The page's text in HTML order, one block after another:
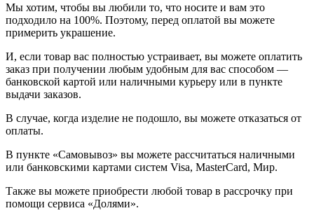
Мы хотим, чтобы вы любили то, что носите и вам это
подходило на 100%. Поэтому, перед оплатой вы можете
примерить украшение.
И, если товар вас полностью устраивает, вы можете оплатить
заказ при получении любым удобным для вас способом —
банковской картой или наличными курьеру или в пункте
выдачи заказов.
В случае, когда изделие не подошло, вы можете отказаться от
оплаты.
В пункте «Самовывоз» вы можете рассчитаться наличными
или банковскими картами систем Visa, MasterCard, Мир.
Также вы можете приобрести любой товар в рассрочку при
помощи сервиса «Долями».